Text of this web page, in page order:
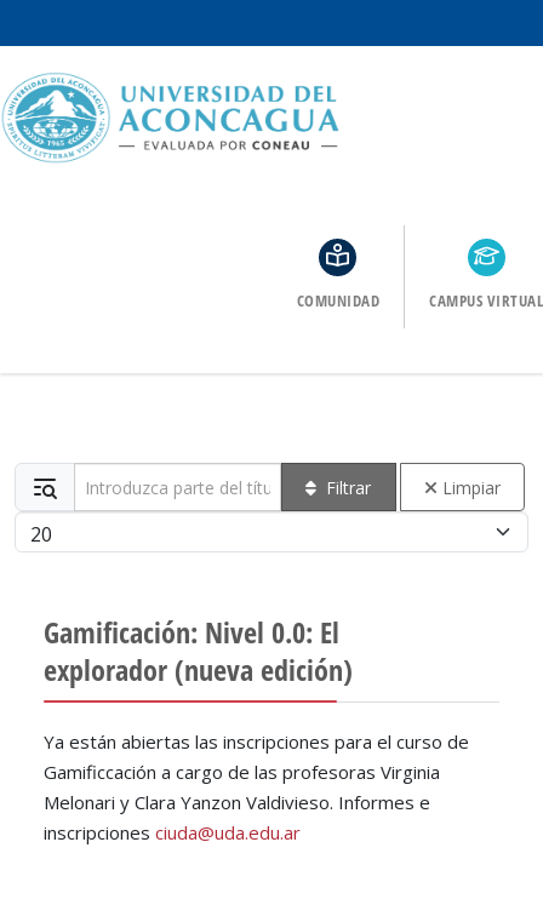
COMUNIDAD CAMPUS VIRTUAL
Introduzca parte del título Filtrar Limpiar
Cantidad a mostrar
Gamificación: Nivel 0.0: El
explorador (nueva edición)
Ya están abiertas las inscripciones para el curso de
Gamificcación a cargo de las profesoras Virginia
Melonari y Clara Yanzon Valdivieso. Informes e
inscripciones ciuda@uda.edu.ar